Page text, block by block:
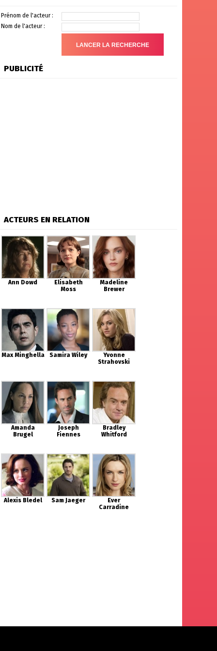
Prénom de l'acteur :
Nom de l'acteur :
PUBLICITÉ
ACTEURS EN RELATION
Ann Dowd
Elisabeth
Moss
Madeline
Brewer
Max Minghella Samira Wiley
Yvonne
Strahovski
Amanda
Brugel
Joseph
Fiennes
Bradley
Whitford
Alexis Bledel Sam Jaeger
Ever
Carradine